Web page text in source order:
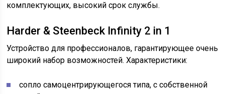
комплектующих, высокий срок службы.
Harder & Steenbeck Infinity 2 in 1
Устройство для профессионалов, гарантирующее очень
широкий набор возможностей. Характеристики:
сопло самоцентрирующегося типа, с собственной